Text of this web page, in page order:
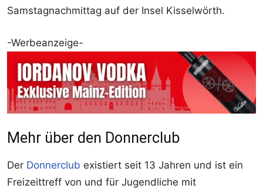
Samstagnachmittag auf der Insel Kisselwörth.
-Werbeanzeige-
Mehr über den Donnerclub
Der Donnerclub existiert seit 13 Jahren und ist ein
Freizeittreff von und für Jugendliche mit